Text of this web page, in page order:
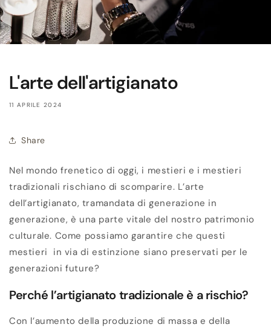
L'arte dell'artigianato
11 APRILE 2024
Share
Nel mondo frenetico di oggi, i mestieri e i mestieri
tradizionali rischiano di scomparire. L’arte
dell’artigianato, tramandata di generazione in
generazione, è una parte vitale del nostro patrimonio
culturale. Come possiamo garantire che questi
mestieri in via di estinzione siano preservati per le
generazioni future?
Perché l’artigianato tradizionale è a rischio?
Con l’aumento della produzione di massa e della